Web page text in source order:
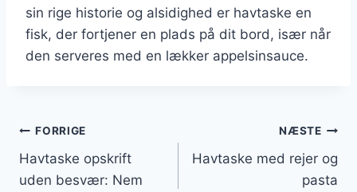
sin rige historie og alsidighed er havtaske en
fisk, der fortjener en plads på dit bord, især når
den serveres med en lækker appelsinsauce.
Indlægsnavigation
FORRIGE
Havtaske opskrift
uden besvær: Nem
NÆSTE
Havtaske med rejer og
pasta